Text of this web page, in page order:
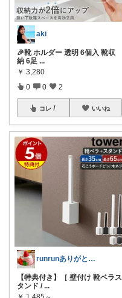
aki
🎉靴 ホルダー 透明 6個入 靴収
納 6足 ...
￥ 3,280
0 0 2
コレ いいね
runrunありがとう( ◠‿◠ )
【特典付き】［ 壁付け 靴ベラス
タンド / ...